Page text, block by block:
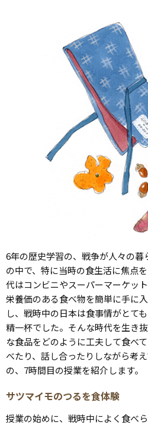
6年の歴史学習の、戦争が人々の
の中で、特に当時の食生活に焦点
代はコンビニやスーパーマーケッ
栄養価のある食べ物を簡単に手に
し、戦時中の日本は食事情がとて
精一杯でした。そんな時代を生き
な食品をどのように工夫して食べ
べたり、話し合ったりしながら考
の、7時間目の授業を紹介します。
サツマイモのつるを食体験
授業の始めに、戦時中によく食べ